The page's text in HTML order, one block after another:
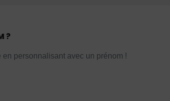
?
personnalisant avec un prénom !